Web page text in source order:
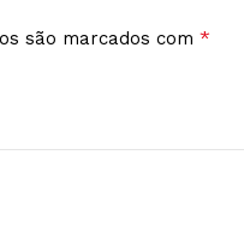
são marcados com *